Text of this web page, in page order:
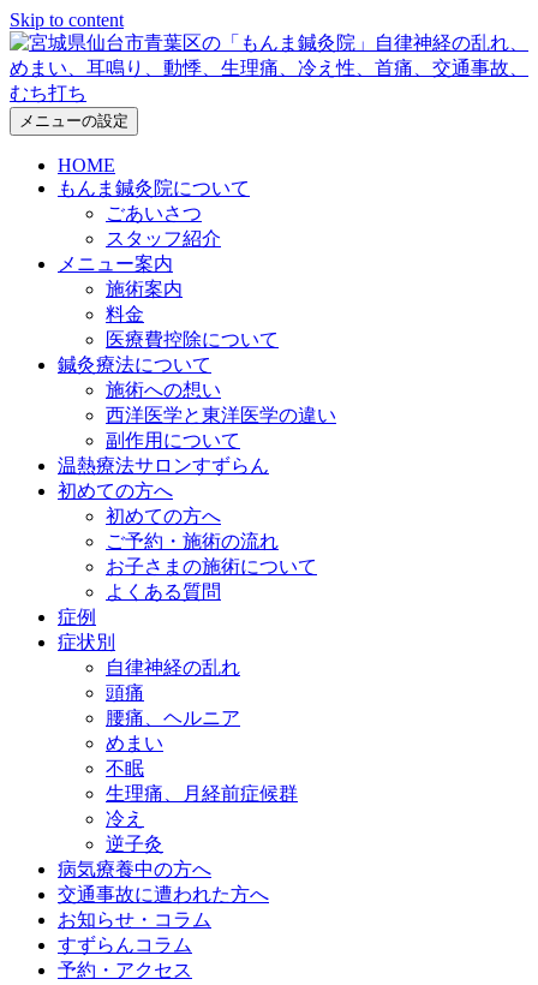
Skip to content
メニューの設定
HOME
もんま鍼灸院について
ごあいさつ
スタッフ紹介
メニュー案内
施術案内
料金
医療費控除について
鍼灸療法について
施術への想い
西洋医学と東洋医学の違い
副作用について
温熱療法サロンすずらん
初めての方へ
初めての方へ
ご予約・施術の流れ
お子さまの施術について
よくある質問
症例
症状別
自律神経の乱れ
頭痛
腰痛、ヘルニア
めまい
不眠
生理痛、月経前症候群
冷え
逆子灸
病気療養中の方へ
交通事故に遭われた方へ
お知らせ・コラム
すずらんコラム
予約・アクセス